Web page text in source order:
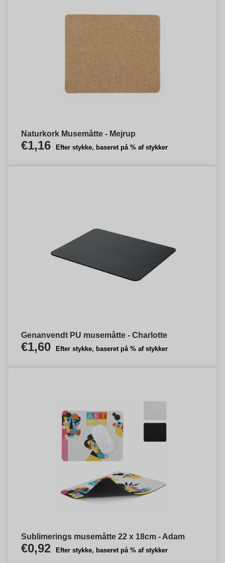
Naturkork Musemåtte - Mejrup
€1,16 Efter stykke, baseret på % af stykker
Genanvendt PU musemåtte - Charlotte
€1,60 Efter stykke, baseret på % af stykker
Sublimerings musemåtte 22 x 18cm - Adam
€0,92 Efter stykke, baseret på % af stykker